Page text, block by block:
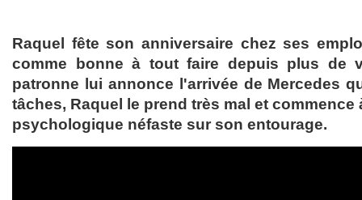
Raquel fête son anniversaire chez ses
comme bonne à tout faire depuis plus de
patronne lui annonce l'arrivée de Mercedes
tâches, Raquel le prend très mal et
psychologique néfaste sur son entourage.